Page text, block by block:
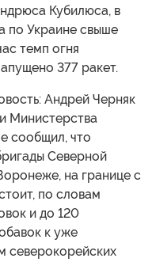
Кубилюса, в
по Украине свыше
темп огня
377 ракет.
Андрей Черняк
Министерства
сообщил, что
Северной
на границе с
по словам
и до 120
к уже
северокорейских